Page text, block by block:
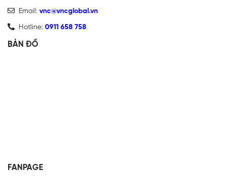
Email: vnc@vncglobal.vn
Hotline: 0911 658 758
BẢN ĐỒ
FANPAGE